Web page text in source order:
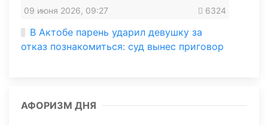
09 июня 2026, 09:27 6324
В Актобе парень ударил девушку за
отказ познакомиться: суд вынес приговор
АФОРИЗМ ДНЯ